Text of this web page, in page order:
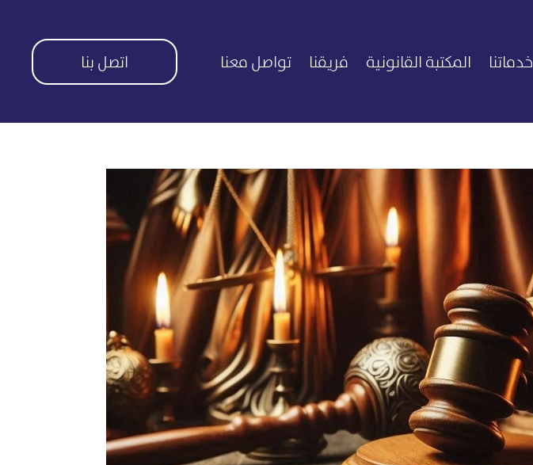
خدماتنا المكتبة القانونية فريقنا تواصل معنا اتصل بنا